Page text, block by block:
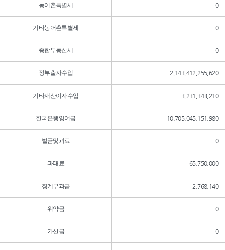
농어촌특별세 0
기타농어촌특별세 0
종합부동산세 0
정부출자수입 2,143,412,255,620
기타재산이자수입 3,231,343,210
한국은행잉여금 10,705,045,151,980
벌금및과료 0
과태료 65,750,000
징계부과금 2,768,140
위약금 0
가산금 0